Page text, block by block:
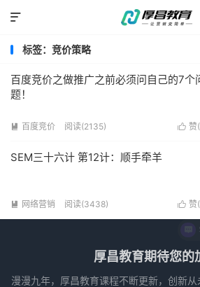

标签：竞价策略
百度竞价之做推广之前必须问自己的7个
题！
 赞(
 百度竞价 阅读(2135)
SEM三十六计 第12计：顺手牵羊
 赞(
 网络营销 阅读(3438)
厚昌教育期待您的
漫漫九年，厚昌教育课程不断更新，创新从